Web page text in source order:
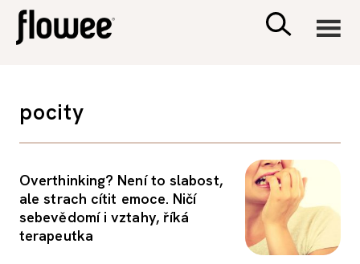
PSYCHOLOGIE
pocity
Overthinking? Není to slabost,
ale strach cítit emoce. Ničí
sebevědomí i vztahy, říká
terapeutka